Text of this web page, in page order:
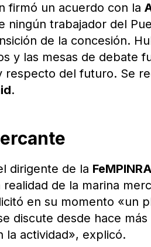
firmó un acuerdo con la
ningún trabajador del
de la concesión.
y las mesas de debate
respecto del futuro. Se
.
dirigente de la
de la marina
en su momento «un
discute desde hace
la actividad», explicó.